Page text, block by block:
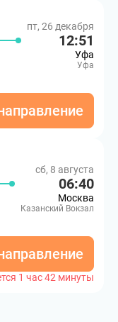
пт, 26 декабря
12:51
Уфа
Уфа
сб, 8 августа
06:40
Москва
Казанский Вокзал
1 час 42 минуты